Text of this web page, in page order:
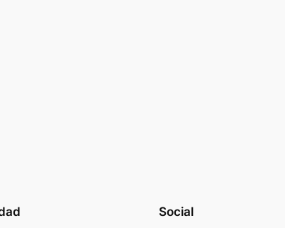
Social